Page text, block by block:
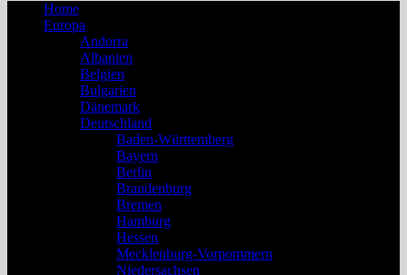
Home
Europa
Andorra
Albanien
Belgien
Bulgarien
Dänemark
Deutschland
Baden-Württemberg
Bayern
Berlin
Brandenburg
Bremen
Hamburg
Hessen
Mecklenburg-Vorpommern
Niedersachsen